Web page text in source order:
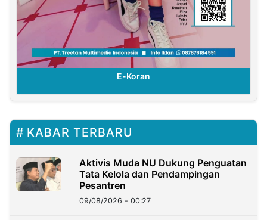
E-Koran
KABAR TERBARU
Aktivis Muda NU Dukung Penguatan
Tata Kelola dan Pendampingan
Pesantren
09/08/2026 - 00:27